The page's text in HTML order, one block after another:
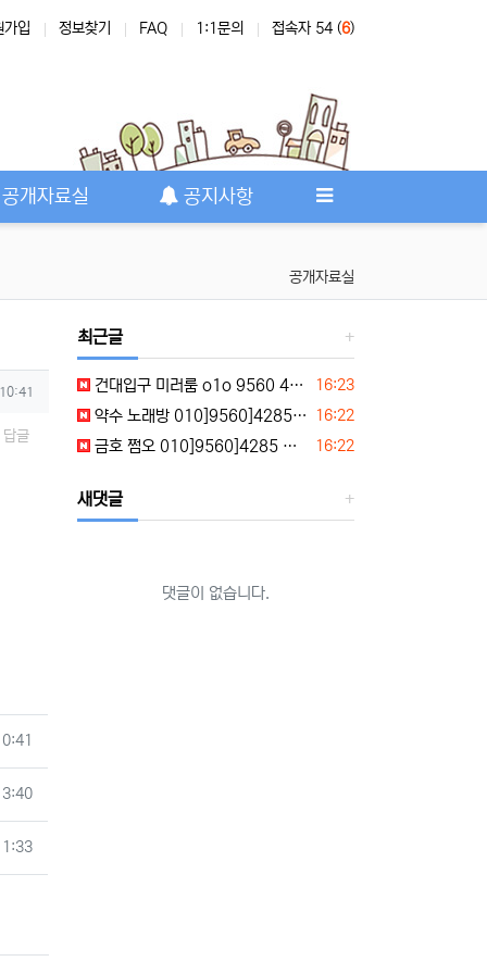
가입 정보찾기 FAQ 1:1문의 접속자 54 (6)
개자료실 공지사항
공개자료실
답글
최근글
등록일
16:23
건대입구 미러룸 o1o 9560 4285 건대입구역미러룸 건대미러룸 건대입구노래방 건대입구하이퍼블릭 초이스정보
등록일
16:22
약수 노래방 010]9560]4285 약수역노래방 신당노래방 동대문노래방 약수미러룸 실시간문의
등록일
16:22
금호 쩜오 010]9560]4285 금호역쩜오 옥수쩜오 압구정쩜오 금호룸싸롱 예약문의
새댓글
댓글이 없습니다.